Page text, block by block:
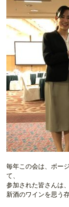
毎年この会は、ボー
て、
参加された皆さんは
新酒のワインを思う